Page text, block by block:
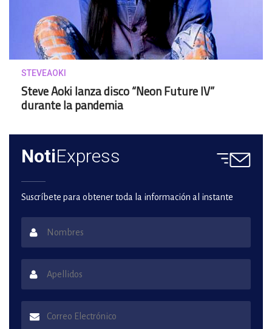
STEVEAOKI
Steve Aoki lanza disco “Neon Future IV”
durante la pandemia
NotiExpress
Suscríbete para obtener toda la información al instante